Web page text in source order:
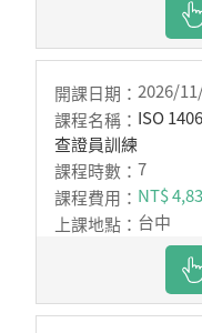
2026/
ISO
查證員訓練
7
NT$
台中